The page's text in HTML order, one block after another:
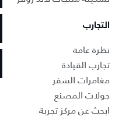
التجارب
نظرة عامة
تجارب القيادة
مغامرات السفر
جولات المصنع
ابحث عن مركز تجربة